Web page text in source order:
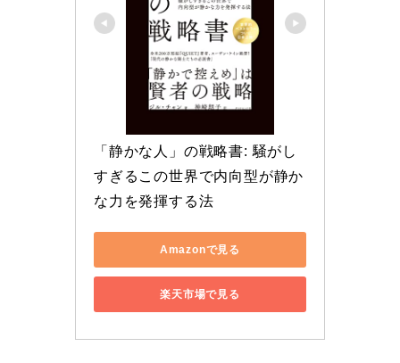
「静かな人」の戦略書: 騒がし
すぎるこの世界で内向型が静か
な力を発揮する法
Amazonで見る
楽天市場で見る